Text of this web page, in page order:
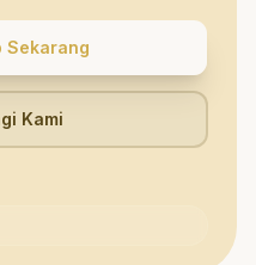
Sekarang
Kami